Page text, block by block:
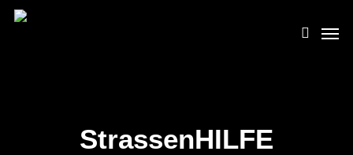
Skip
search
StrassenHILFE